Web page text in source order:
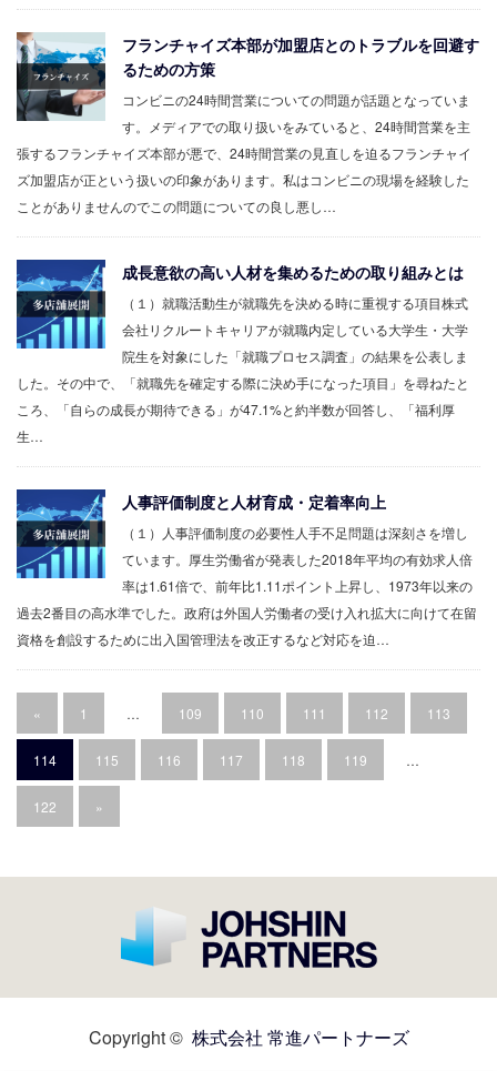
フランチャイズ本部が加盟店とのトラブルを回避す
るための方策
コンビニの24時間営業についての問題が話題となっていま
す。メディアでの取り扱いをみていると、24時間営業を主
張するフランチャイズ本部が悪で、24時間営業の見直しを迫るフランチャイ
ズ加盟店が正という扱いの印象があります。私はコンビニの現場を経験した
ことがありませんのでこの問題についての良し悪し…
成長意欲の高い人材を集めるための取り組みとは
（１）就職活動生が就職先を決める時に重視する項目株式
会社リクルートキャリアが就職内定している大学生・大学
院生を対象にした「就職プロセス調査」の結果を公表しま
した。その中で、「就職先を確定する際に決め手になった項目」を尋ねたと
ころ、「自らの成長が期待できる」が47.1%と約半数が回答し、「福利厚
生…
人事評価制度と人材育成・定着率向上
（１）人事評価制度の必要性人手不足問題は深刻さを増し
ています。厚生労働省が発表した2018年平均の有効求人倍
率は1.61倍で、前年比1.11ポイント上昇し、1973年以来の
過去2番目の高水準でした。政府は外国人労働者の受け入れ拡大に向けて在留
資格を創設するために出入国管理法を改正するなど対応を迫…
« 1 … 109 110 111 112 113
114 115 116 117 118 119 …
122 »
Copyright © 株式会社 常進パートナーズ